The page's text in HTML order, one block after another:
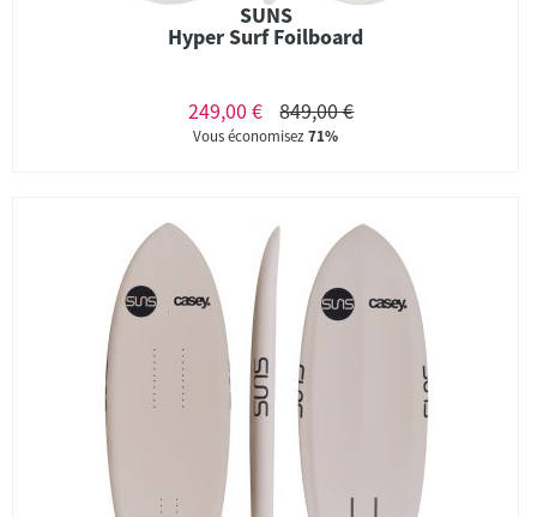
SUNS
Hyper Surf Foilboard
249,00 € 849,00 €
Vous économisez71%